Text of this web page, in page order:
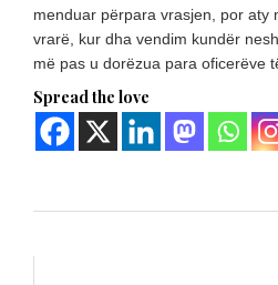
menduar përpara vrasjen, por aty
vrarë, kur dha vendim kundër
më pas u dorëzua para oficerëve
Spread the love